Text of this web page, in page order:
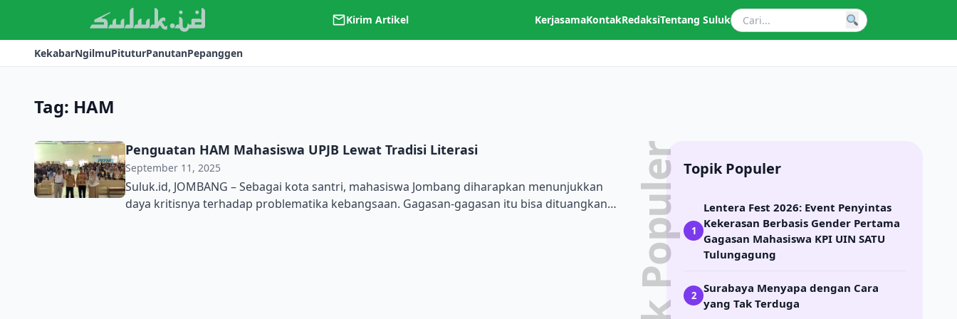
Kirim Artikel KerjasamaKontakRedaksiTentang Suluk
KekabarNgilmuPituturPanutanPepanggen
Tag: HAM
Penguatan HAM Mahasiswa UPJB Lewat Tradisi Literasi
September 11, 2025
Suluk.id, JOMBANG – Sebagai kota santri, mahasiswa Jombang diharapkan menunjukkan
daya kritisnya terhadap problematika kebangsaan. Gagasan-gagasan itu bisa dituangkan
Topik Populer
1
Lentera Fest 2026: Event Penyintas
Kekerasan Berbasis Gender Pertama
Gagasan Mahasiswa KPI UIN SATU
Tulungagung
2
Surabaya Menyapa dengan Cara
yang Tak Terduga